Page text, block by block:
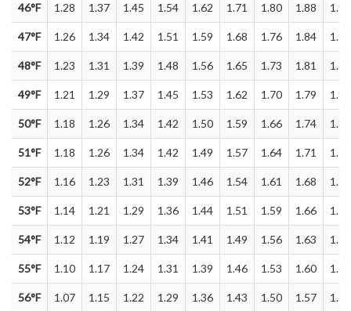
46°F 1.28 1.37 1.45 1.54 1.62 1.71 1.80 1.88 1.96
47°F 1.26 1.34 1.42 1.51 1.59 1.68 1.76 1.84 1.92
48°F 1.23 1.31 1.39 1.48 1.56 1.65 1.73 1.81 1.89
49°F 1.21 1.29 1.37 1.45 1.53 1.62 1.70 1.79 1.86
50°F 1.18 1.26 1.34 1.42 1.50 1.59 1.66 1.74 1.82
51°F 1.18 1.26 1.34 1.42 1.49 1.57 1.64 1.71 1.79
52°F 1.16 1.23 1.31 1.39 1.46 1.54 1.61 1.68 1.76
53°F 1.14 1.21 1.29 1.36 1.44 1.51 1.59 1.66 1.74
54°F 1.12 1.19 1.27 1.34 1.41 1.49 1.56 1.63 1.71
55°F 1.10 1.17 1.24 1.31 1.39 1.46 1.53 1.60 1.68
56°F 1.07 1.15 1.22 1.29 1.36 1.43 1.50 1.57 1.65